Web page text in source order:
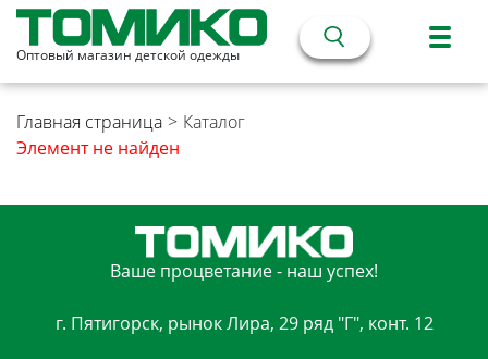
Оптовый магазин детской одежды
Главная страница > Каталог
Элемент не найден
Ваше процветание - наш успех!
г. Пятигорск, рынок Лира, 29 ряд "Г", конт. 12